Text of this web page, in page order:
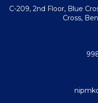
C-209, 2nd Floor, Blue
Cross,